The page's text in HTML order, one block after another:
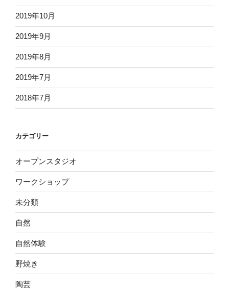
2019年10月
2019年9月
2019年8月
2019年7月
2018年7月
カテゴリー
オープンスタジオ
ワークショップ
未分類
自然
自然体験
野焼き
陶芸